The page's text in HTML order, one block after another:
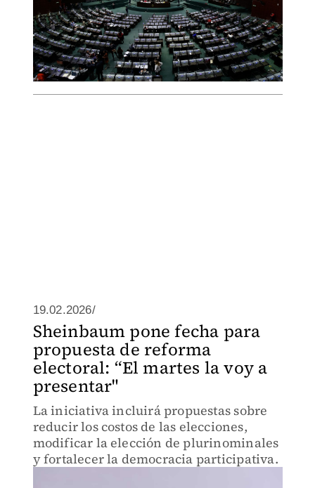
19.02.2026/
Sheinbaum pone fecha para
propuesta de reforma
electoral: “El martes la voy a
presentar"
La iniciativa incluirá propuestas sobre
reducir los costos de las elecciones,
modificar la elección de plurinominales
y fortalecer la democracia participativa.